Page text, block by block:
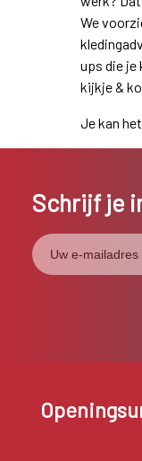
We
ups die je
kijkje &
Je kan
Schrijf je